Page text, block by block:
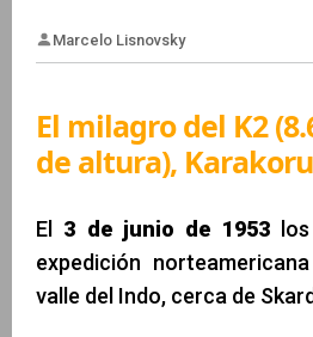
Marcelo Lisnovsky
El milagro del K2
de altura),
El 3 de junio de 1953los
expedición
valle del Indo, cerca de